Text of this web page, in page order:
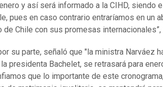
y así será informado a la CIHD, siendo
pues en caso contrario entraríamos en un
de Chile con sus promesas
su parte, señaló que "la ministra Narváez
presidenta Bachelet, se retrasará para
que lo importante de este